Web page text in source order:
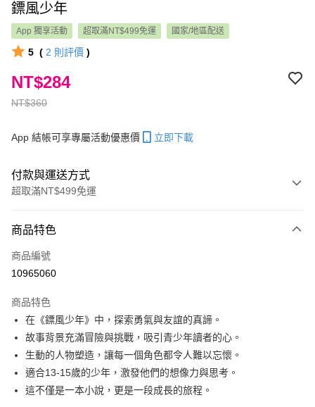
鏢風少年
App 獨享活動 超取滿NT$499免運 國家/地區配送
5 ( 2 則評價 )
NT$360
NT$284
App 結帳可享專屬活動優惠價 立即下載
付款與運送方式
超取滿NT$499免運
信用卡一次付款
LINE Pay
大哥付你分期
相關說明
【大哥付你分期使用說明】
1.本服務由台灣大哥大提供，台灣大哥大用戶可立即使用無須另外申請。
2.付款方式選擇「大哥付你分期」，訂單成立後會自動跳轉到大哥付的交易
流程，驗證手機門號後，選擇欲分期的期數、繳款截止日，確認付款後即完
AFTEE先享後付
相關說明
【關於「AFTEE先享後付」】
商品特色
商品編號
10965060
商品特色
在《鏢風少年》中，探索勇氣與友誼的真諦。
故事背景充滿冒險與挑戰，吸引青少年讀者的心。
生動的人物塑造，讓每一個角色都令人難以忘懷。
適合13-15歲的少年，激發他們的想像力與思考。
這不僅是一本小說，更是一段成長的旅程。